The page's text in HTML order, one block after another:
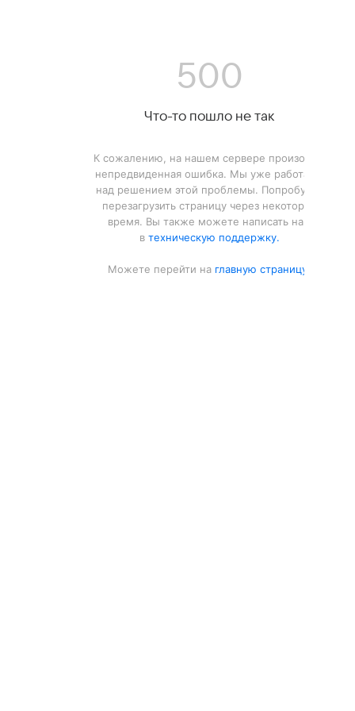
500
Что-то пошло не так
К сожалению, на нашем сервере произошла
непредвиденная ошибка. Мы уже работаем
над решением этой проблемы. Попробуйте
перезагрузить страницу через некоторое
время. Вы также можете написать нам
втехническую поддержку.
Можете перейти на главную страницу.